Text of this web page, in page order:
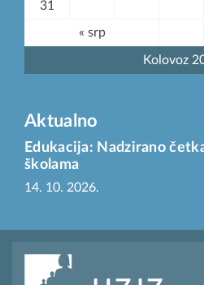
Kolovoz
31
« srp
Aktualno
Edukacija: Nadzirano
školama
14. 10. 2026.